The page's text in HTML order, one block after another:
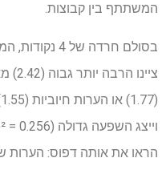
המשתתף בין קבוצות.
בסולם חרדה
הראו את אותה דפוס: הערות